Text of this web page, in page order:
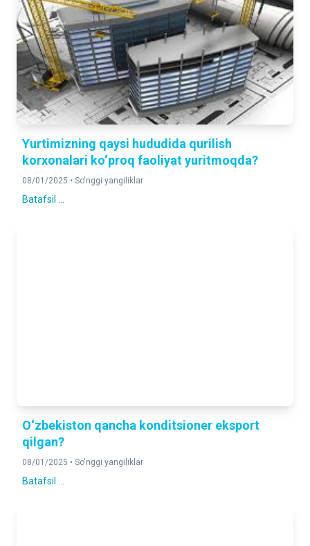
Yurtimizning qaysi hududida qurilish
korxonalari ko‘proq faoliyat yuritmoqda?
08/01/2025 • So'nggi yangiliklar
Batafsil ...
O‘zbekiston qancha konditsioner eksport
qilgan?
08/01/2025 • So'nggi yangiliklar
Batafsil ...